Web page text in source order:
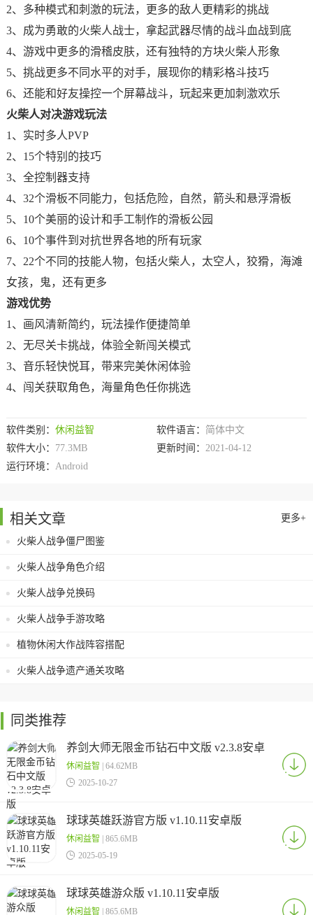
2、多种模式和刺激的玩法，更多的敌人更精彩的挑战
3、成为勇敢的火柴人战士，拿起武器尽情的战斗血战到底
4、游戏中更多的滑稽皮肤，还有独特的方块火柴人形象
5、挑战更多不同水平的对手，展现你的精彩格斗技巧
6、还能和好友操控一个屏幕战斗，玩起来更加刺激欢乐
火柴人对决游戏玩法
1、实时多人PVP
2、15个特别的技巧
3、全控制器支持
4、32个滑板不同能力，包括危险，自然，箭头和悬浮滑板
5、10个美丽的设计和手工制作的滑板公园
6、10个事件到对抗世界各地的所有玩家
7、22个不同的技能人物，包括火柴人，太空人，狡猾，海滩
女孩，鬼，还有更多
游戏优势
1、画风清新简约，玩法操作便捷简单
2、无尽关卡挑战，体验全新闯关模式
3、音乐轻快悦耳，带来完美休闲体验
4、闯关获取角色，海量角色任你挑选
软件类别： 休闲益智 软件语言： 简体中文
软件大小： 77.3MB 更新时间： 2021-04-12
运行环境： Android
相关文章 更多+
火柴人战争僵尸图鉴
火柴人战争角色介绍
火柴人战争兑换码
火柴人战争手游攻略
植物休闲大作战阵容搭配
火柴人战争遗产通关攻略
同类推荐
养剑大师无限金币钻石中文版 v2.3.8安卓
版
休闲益智 | 64.62MB
 2025-10-27
球球英雄跃游官方版 v1.10.11安卓版
休闲益智 | 865.6MB
 2025-05-19
球球英雄游众版 v1.10.11安卓版
休闲益智 | 865.6MB